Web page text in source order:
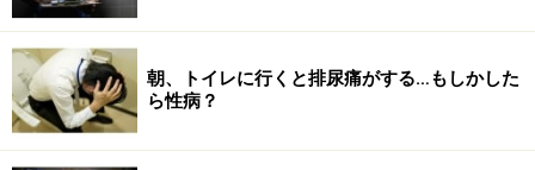
朝、トイレに行くと排尿痛がする…もしかした
ら性病？